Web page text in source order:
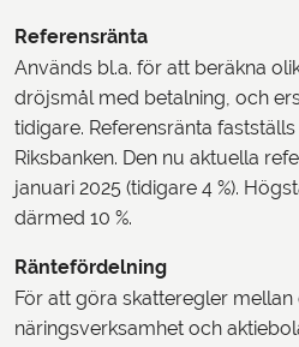
Referensränta
Används bl.a. för att beräkna
dröjsmål med betalning, och
tidigare. Referensränta
Riksbanken. Den nu aktuella
januari 2025 (tidigare 4 %).
därmed 10 %.
Räntefördelning
För att göra skatteregler mellan
näringsverksamhet och